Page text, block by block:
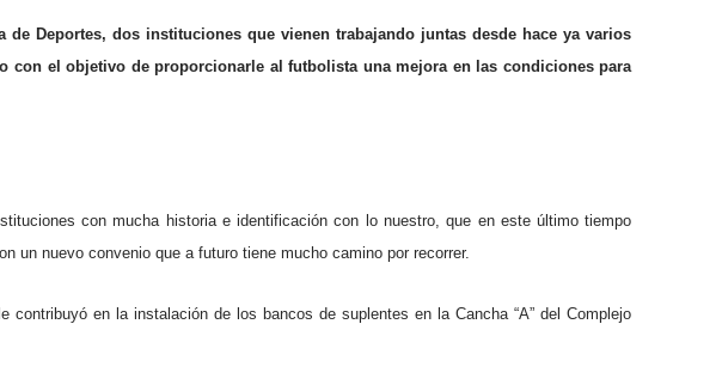
de Deportes, dos instituciones que vienen trabajando juntas desde hace ya varios
con el objetivo de proporcionarle al futbolista una mejora en las condiciones para
con mucha historia e identificación con lo nuestro, que en este último tiempo
un nuevo convenio que a futuro tiene mucho camino por recorrer.
contribuyó en la instalación de los bancos de suplentes en la Cancha “A” del Complejo